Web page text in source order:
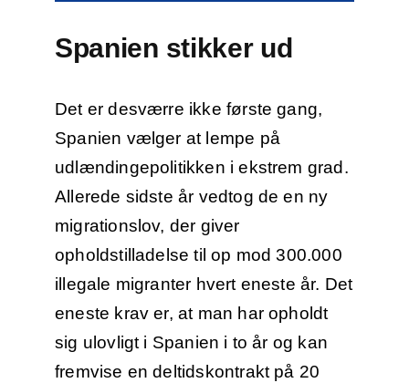
Spanien stikker ud
Det er desværre ikke første gang,
Spanien vælger at lempe på
udlændingepolitikken i ekstrem grad.
Allerede sidste år vedtog de en ny
migrationslov, der giver
opholdstilladelse til op mod 300.000
illegale migranter hvert eneste år. Det
eneste krav er, at man har opholdt
sig ulovligt i Spanien i to år og kan
fremvise en deltidskontrakt på 20